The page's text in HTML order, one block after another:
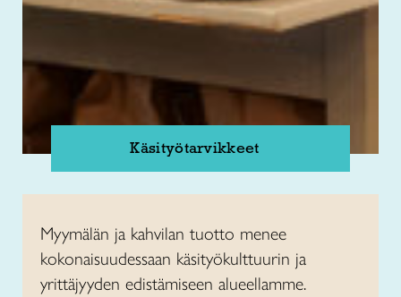
Käsityötarvikkeet
Myymälän ja kahvilan tuotto menee
kokonaisuudessaan käsityökulttuurin ja
yrittäjyyden edistämiseen alueellamme.